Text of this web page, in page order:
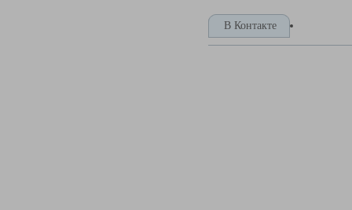
В Контакте